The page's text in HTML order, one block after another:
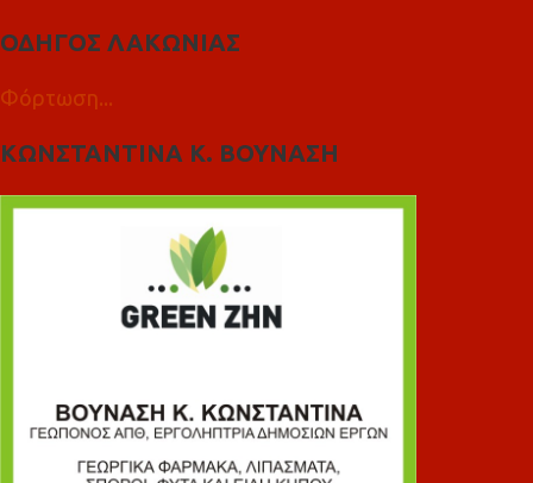
ΟΔΗΓΟΣ ΛΑΚΩΝΙΑΣ
Φόρτωση...
ΚΩΝΣΤΑΝΤΙΝΑ Κ. ΒΟΥΝΑΣΗ